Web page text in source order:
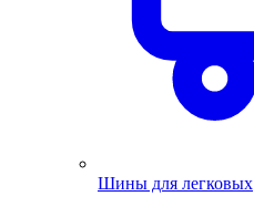
Шины для легковых